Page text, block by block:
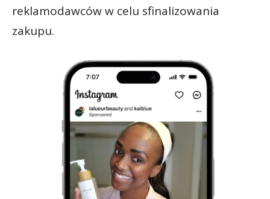
reklamodawców w celu sfinalizowania
zakupu.